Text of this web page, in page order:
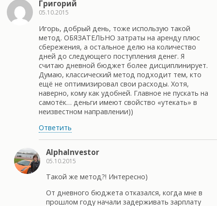
Григорий
05.10.2015
Игорь, добрый день, тоже использую такой
метод. ОБЯЗАТЕЛЬНО затраты на аренду плюс
сбережения, а остальное делю на количество
дней до следующего поступления денег. Я
считаю дневной бюджет более дисциплинирует.
Думаю, классический метод подходит тем, кто
ещё не оптимизировал свои расходы. Хотя,
наверно, кому как удобней. Главное не пускать на
самотёк… деньги имеют свойство «утекать» в
неизвестном направлении))
Ответить
AlphaInvestor
05.10.2015
Такой же метод?! Интересно)
От дневного бюджета отказался, когда мне в
прошлом году начали задерживать зарплату